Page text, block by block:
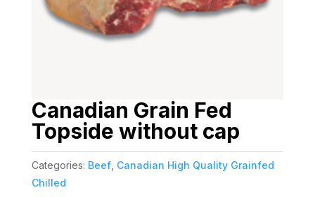
Canadian Grain Fed
Topside without cap
Categories: Beef, Canadian High Quality Grainfed
Chilled